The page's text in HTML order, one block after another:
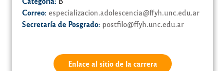
Correo: especializacion.adolescencia@ffyh.unc.edu.ar
Secretaría de Posgrado: postfilo@ffyh.unc.edu.ar
Enlace al sitio de la carrera